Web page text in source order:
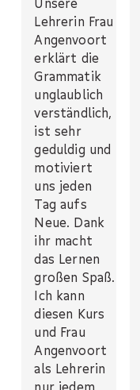
Lehrerin Frau
Angenvoort
erklärt die
Grammatik
unglaublich
verständlich,
ist sehr
geduldig und
motiviert
uns jeden
Tag aufs
Neue. Dank
ihr macht
das Lernen
großen Spaß.
Ich kann
diesen Kurs
und Frau
Angenvoort
als Lehrerin